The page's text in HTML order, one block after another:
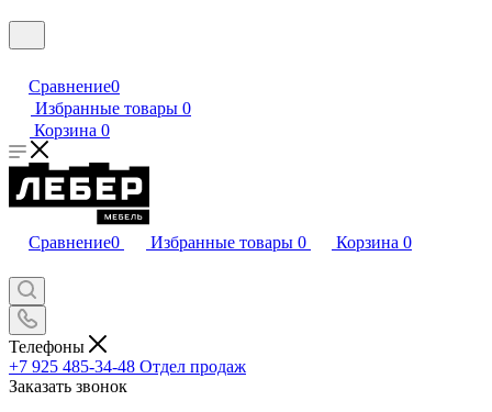
Сравнение0
Избранные товары 0
Корзина 0
Сравнение0 Избранные товары 0 Корзина 0
Телефоны
+7 925 485-34-48 Отдел продаж
Заказать звонок